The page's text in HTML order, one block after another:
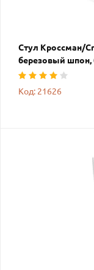
Стул Кроссман/
березовый
Код: 21626